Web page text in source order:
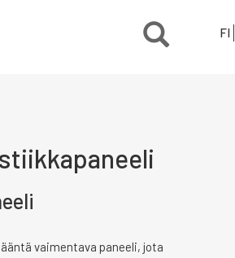
FI
vaimentava paneeli, jota